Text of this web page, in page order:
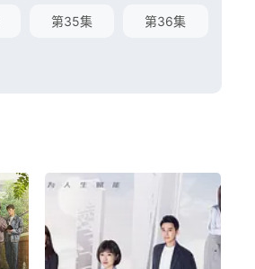
第35集 第36集